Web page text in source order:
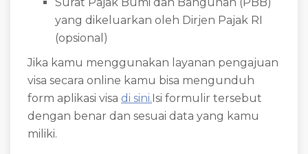
yang dikeluarkan oleh Dirjen Pajak RI
(opsional)
Jika kamu menggunakan layanan pengajuan
visa secara online kamu bisa mengunduh
form aplikasi visa di sini.Isi formulir tersebut
dengan benar dan sesuai data yang kamu
miliki.